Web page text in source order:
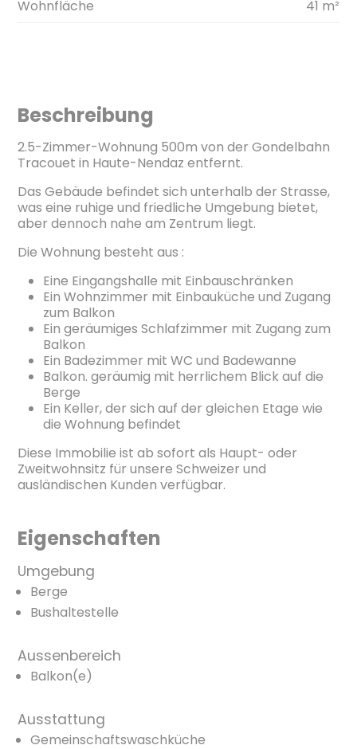
Beschreibung
2.5-Zimmer-Wohnung 500m von der Gondelbahn
Tracouet in Haute-Nendaz entfernt.
Das Gebäude befindet sich unterhalb der Strasse,
was eine ruhige und friedliche Umgebung bietet,
aber dennoch nahe am Zentrum liegt.
Die Wohnung besteht aus :
Eine Eingangshalle mit Einbauschränken
Ein Wohnzimmer mit Einbauküche und Zugang
zum Balkon
Ein geräumiges Schlafzimmer mit Zugang zum
Balkon
Ein Badezimmer mit WC und Badewanne
Balkon. geräumig mit herrlichem Blick auf die
Berge
Ein Keller, der sich auf der gleichen Etage wie
die Wohnung befindet
Diese Immobilie ist ab sofort als Haupt- oder
Zweitwohnsitz für unsere Schweizer und
ausländischen Kunden verfügbar.
Eigenschaften
Umgebung
Berge
Bushaltestelle
Aussenbereich
Balkon(e)
Ausstattung
Gemeinschaftswaschküche
Wohnfläche
41 m²